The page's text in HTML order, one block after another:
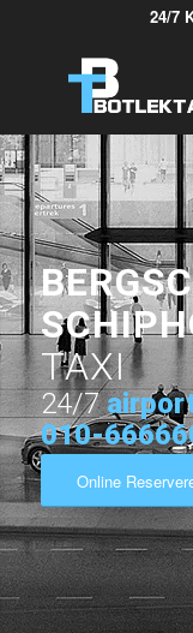
24/7
TAXI
24/7
010-
Online